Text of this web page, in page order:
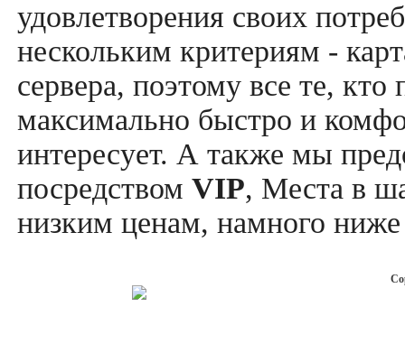
удовлетворения своих
нескольким критериям -
сервера, поэтому все те,
максимально быстро и
интересует. А также мы
посредством VIP, Места в
низким ценам, намного